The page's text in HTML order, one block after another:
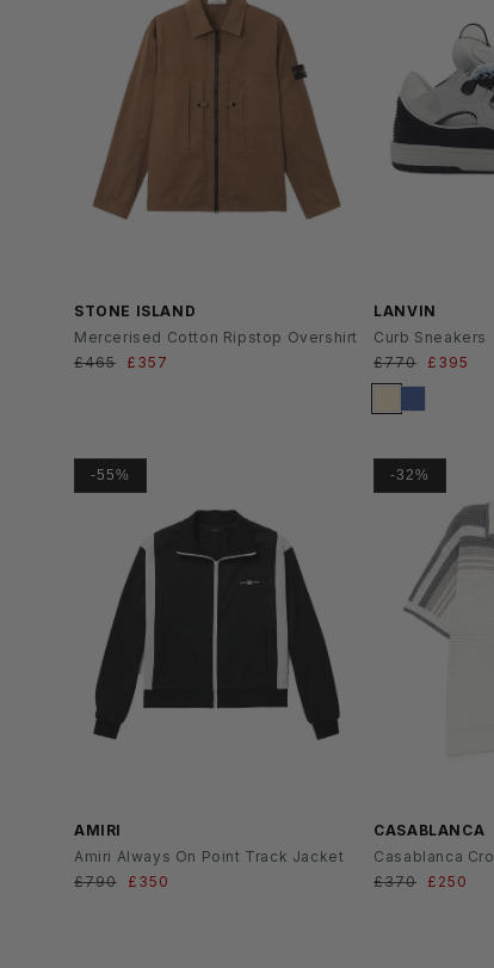
STONE ISLAND
Mercerised Cotton Ripstop Overshirt
Normaler
£465 Verkaufspreis
£357
LANVIN
Curb Sneakers
Normaler
Preis
£770 £395
-55%
AMIRI
Amiri Always On Point Track Jacket
Normaler
£790 Verkaufspreis
£350
-32%
CASABLANCA
Casablanca
Normaler
£370 £250